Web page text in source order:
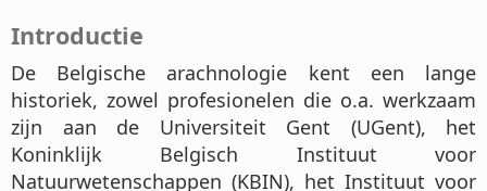
Introductie
De Belgische arachnologie kent een lange
historiek, zowel profesionelen die o.a. werkzaam
zijn aan de Universiteit Gent (UGent), het
Koninklijk Belgisch Instituut voor
Natuurwetenschappen (KBIN), het Instituut voor